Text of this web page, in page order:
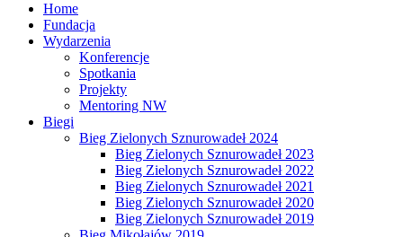
Home
Fundacja
Wydarzenia
Konferencje
Spotkania
Projekty
Mentoring NW
Biegi
Bieg Zielonych Sznurowadeł 2024
Bieg Zielonych Sznurowadeł 2023
Bieg Zielonych Sznurowadeł 2022
Bieg Zielonych Sznurowadeł 2021
Bieg Zielonych Sznurowadeł 2020
Bieg Zielonych Sznurowadeł 2019